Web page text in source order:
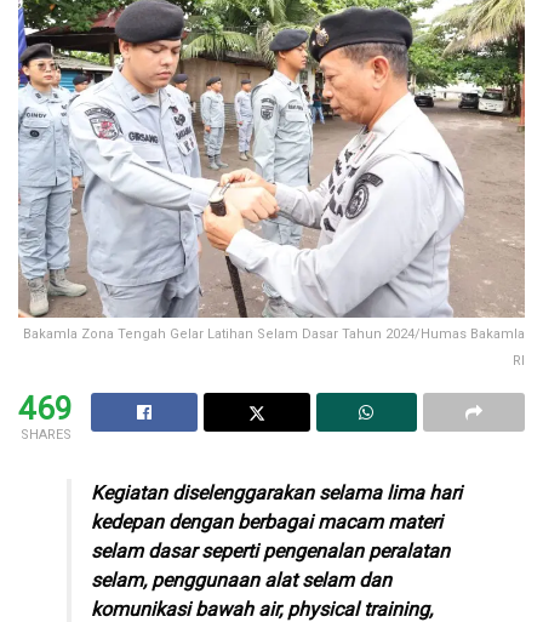
Bakamla Zona Tengah Gelar Latihan Selam Dasar Tahun 2024/Humas Bakamla
RI
469
SHARES
Kegiatan diselenggarakan selama lima hari
kedepan dengan berbagai macam materi
selam dasar seperti pengenalan peralatan
selam, penggunaan alat selam dan
komunikasi bawah air, physical training,